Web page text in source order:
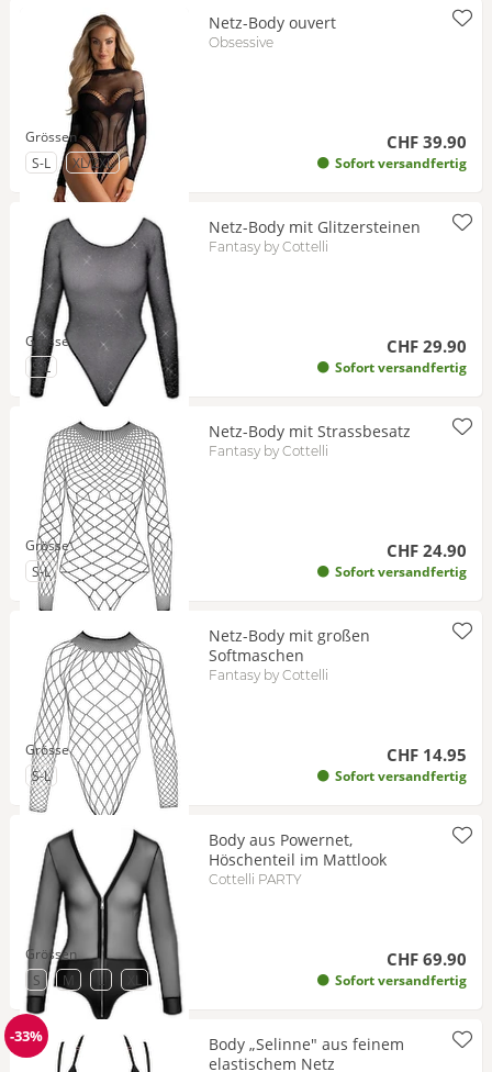
Netz-Body ouvert
Obsessive
CHF 39.90
Sofort versandfertig
Grössen
zu Grösse
S-L zu Grösse
XL/2XL
Netz-Body mit Glitzersteinen
Fantasy by Cottelli
CHF 29.90
Sofort versandfertig
Grösse
zu Grösse
S-L
Netz-Body mit Strassbesatz
Fantasy by Cottelli
CHF 24.90
Sofort versandfertig
Grösse
zu Grösse
S-L
Netz-Body mit großen
Softmaschen
Fantasy by Cottelli
CHF 14.95
Sofort versandfertig
Grösse
zu Grösse
S-L
Body aus Powernet,
Höschenteil im Mattlook
Cottelli PARTY
CHF 69.90
Sofort versandfertig
Grössen
zu Grösse
S zu Grösse
M zu Grösse
L zu Grösse
XL
Reduzierung
-33%
Body „Selinne" aus feinem
elastischem Netz